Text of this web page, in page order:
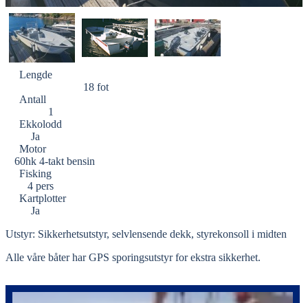
Lengde
18 fot
Antall
1
Ekkolodd
Ja
Motor
60hk 4-takt bensin
Fisking
4 pers
Kartplotter
Ja
Utstyr: Sikkerhetsutstyr, selvlensende dekk, styrekonsoll i midten
Alle våre båter har GPS sporingsutstyr for ekstra sikkerhet.